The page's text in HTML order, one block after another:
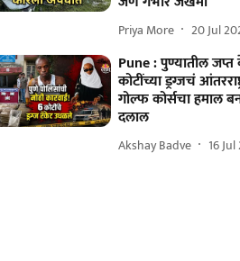
Priya More 20 Jul
Pune : पुण्यातील
कोटींच्या ड्रग्जचं
गोल्फ कोर्सचा हमाल
दलाल
Akshay Badve 16